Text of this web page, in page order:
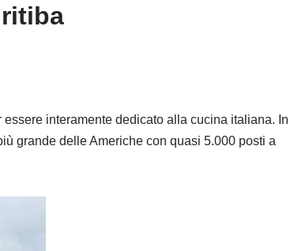
interamente dedicato alla cucina italiana. In
grande delle Americhe con quasi 5.000 posti a